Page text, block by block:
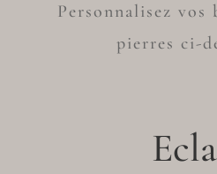
Personnalisez vos
pierres ci-